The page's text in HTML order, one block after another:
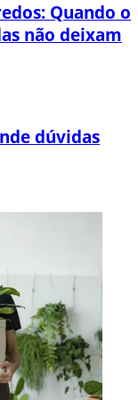
Quando o
não deixam
dúvidas